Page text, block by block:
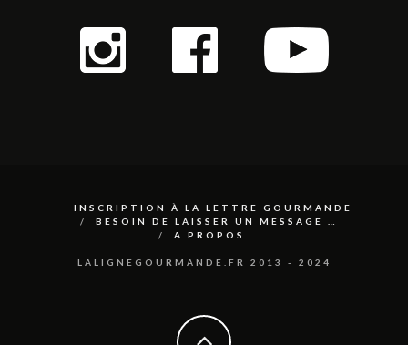
INSCRIPTION À LA LETTRE GOURMANDE
BESOIN DE LAISSER UN MESSAGE …
A PROPOS …
LALIGNEGOURMANDE.FR 2013 - 2024